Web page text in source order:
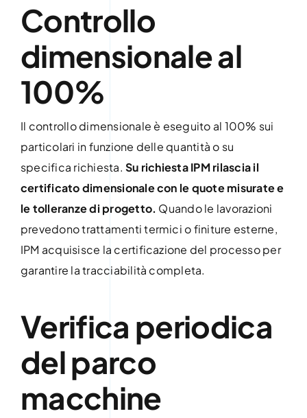
Controllo
dimensionale al
100%
Il controllo dimensionale è eseguito al 100% sui
particolari in funzione delle quantità o su
specifica richiesta.Su richiesta IPM rilascia il
certificato dimensionale con le quote misurate e
le tolleranze di progetto. Quando le lavorazioni
prevedono trattamenti termici o finiture esterne,
IPM acquisisce la certificazione del processo per
garantire la tracciabilità completa.
Verifica periodica
del parco
macchine